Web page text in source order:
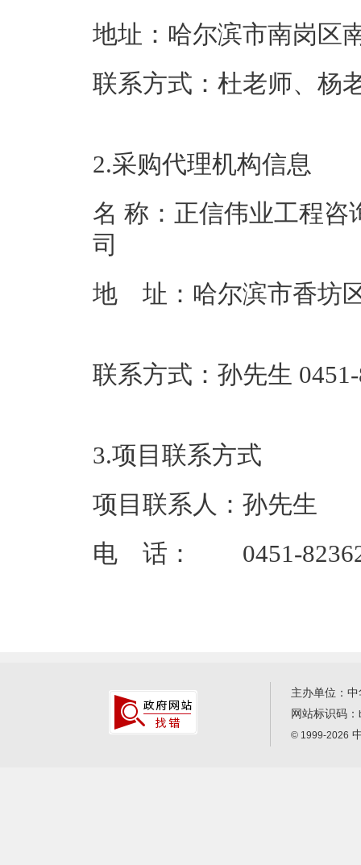
地址：哈尔滨
联系方式：杜老师、杨
2.采购代理机构信息
名 称：正信伟业工程咨
地 址：哈尔滨市香坊
联系方式：孙先生
3.项目联系方式
项目联系人：孙先生
电 话： 0451-
主办单位：
网站标识码：
© 1999-2026